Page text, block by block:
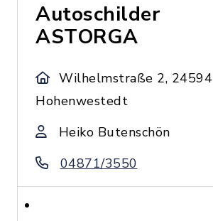
Autoschilder
ASTORGA
Wilhelmstraße 2, 24594
Hohenwestedt
Heiko Butenschön
04871/3550